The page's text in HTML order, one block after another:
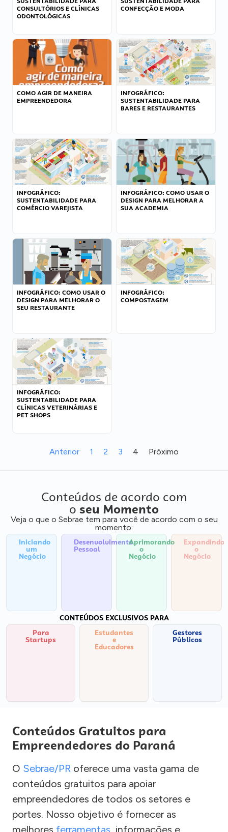
CONSULTÓRIOS E CLÍNICAS
ODONTOLÓGICAS
CONFECÇÃO E MODA
COMO AGIR DE MANEIRA
EMPREENDEDORA
INFOGRÁFICO:
SUSTENTABILIDADE PARA
BARES E RESTAURANTES
INFOGRÁFICO:
SUSTENTABILIDADE PARA
COMÉRCIO VAREJISTA
INFOGRÁFICO: COMO USAR O
DESIGN PARA MELHORAR A
SUA ACADEMIA
INFOGRÁFICO: COMO USAR O
DESIGN PARA MELHORAR O
SEU RESTAURANTE
INFOGRÁFICO:
COMPOSTAGEM
INFOGRÁFICO:
SUSTENTABILIDADE PARA
CLÍNICAS VETERINÁRIAS E
PET SHOPS
Anterior 1 2 3 4 Próximo
Conteúdos de acordo com
o seu Momento
Veja o que o Sebrae tem para você de acordo com o seu
momento:
Iniciando
um
Negócio
Desenvolvimento
Pessoal
Aprimorando
o
Negócio
Expandindo
o
Negócio
CONTEÚDOS EXCLUSIVOS PARA
Para
Startups
Estudantes
e
Educadores
Gestores
Públicos
Conteúdos Gratuitos para
Empreendedores do Paraná
O Sebrae/PR oferece uma vasta gama de
conteúdos gratuitos para apoiar
empreendedores de todos os setores e
portes. Nosso objetivo é fornecer as
melhores ferramentas, informações e